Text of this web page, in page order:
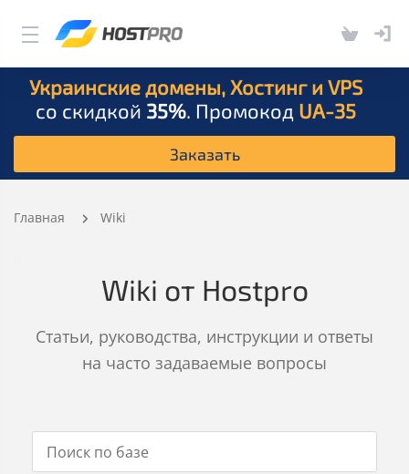
Украинские домены, Хостинг и VPS
со скидкой 35%. Промокод UA-35
Заказать
Главная Wiki
Wiki от Hostpro
Статьи, руководства, инструкции и ответы
на часто задаваемые вопросы